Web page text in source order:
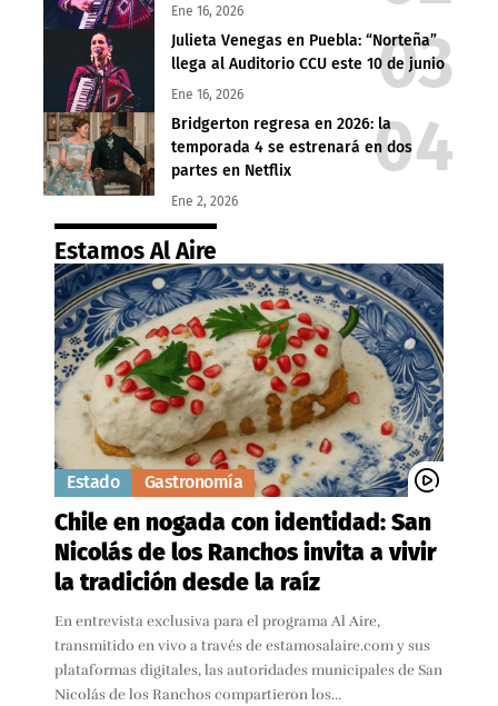
Ene 16, 2026
Julieta Venegas en Puebla: “Norteña”
llega al Auditorio CCU este 10 de junio
Ene 16, 2026
Bridgerton regresa en 2026: la
temporada 4 se estrenará en dos
partes en Netflix
Ene 2, 2026
Estamos Al Aire
Estado Gastronomía
Chile en nogada con identidad: San
Nicolás de los Ranchos invita a vivir
la tradición desde la raíz
En entrevista exclusiva para el programa Al Aire,
transmitido en vivo a través de estamosalaire.com y sus
plataformas digitales, las autoridades municipales de San
Nicolás de los Ranchos compartieron los…